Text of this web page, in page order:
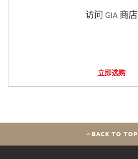
访问 GIA 商店
立即选购
BACK TO TOP